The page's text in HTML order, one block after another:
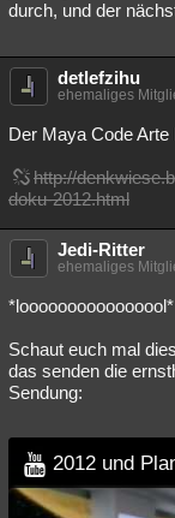
weitere Rubriken
Philosophie
Musik Clash
Übersichten
Besucht
durch, und der
detlefzihu
ehemaliges
Der Maya Code Arte
http://
doku-2012.html
Jedi-Ritter
ehemaliges
*loooooooooooooool*
Schaut euch mal
das senden die
Sendung:
2012 und